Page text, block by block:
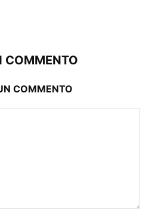
COMMENTO
COMMENTO